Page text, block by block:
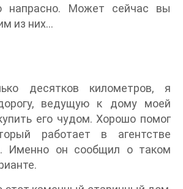
напрасно. Может сейчас вы
из них…
десятков километров, я
ведущую к дому моей
его чудом. Хорошо помог
работает в агентстве
Именно он сообщил о таком